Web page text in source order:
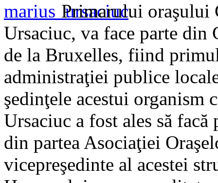
Primarului oraşului
Ursaciuc, va face parte
de la Bruxelles, fiind
administraţiei publice
şedinţele acestui organism
Ursaciuc a fost ales să
din partea Asociaţiei
vicepreşedinte al acestei